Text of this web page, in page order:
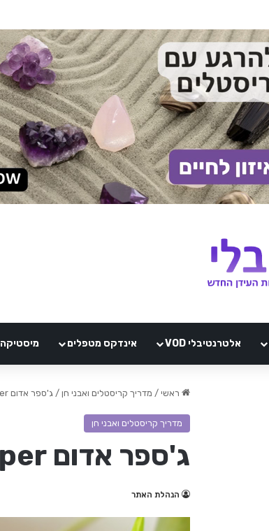
אלטרנטיבלי VOD אינדקס מטפלים מיסטיקה
ראשי / מדריך קריסטלים ואבני חן / ג'ספר אדום Red Jasper
מדריך קריסטלים ואבני חן
ג'ספר אדום Red Jasper
הנהלת האתר